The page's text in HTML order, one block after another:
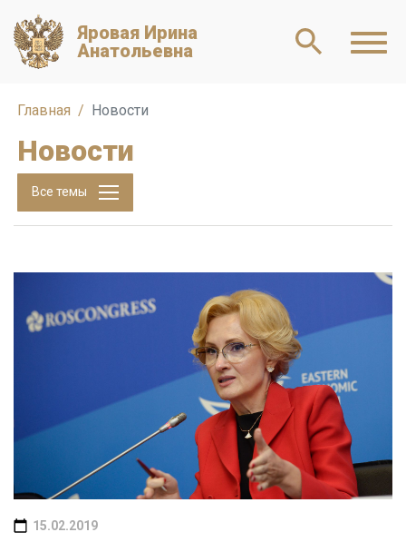
Яровая Ирина
Анатольевна
Главная Новости
Новости
Все темы
15.02.2019